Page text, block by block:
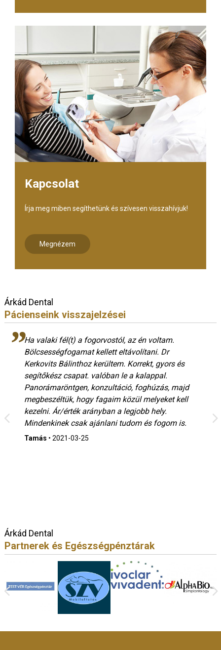
Kapcsolat
Írja meg miben segíthetünk és szívesen visszahívjuk!
Megnézem
Árkád Dental
Pácienseink visszajelzései
Ha valaki fél(t) a fogorvostól, az én voltam.
Bölcsességfogamat kellett eltávolítani. Dr
Kerkovits Bálinthoz kerültem. Korrekt, gyors és
segítőkész csapat. valóban le a kalappal.
Panorámaröntgen, konzultáció, foghúzás, majd
megbeszéltük, hogy fagaim közül melyeket kell
kezelni. Ár/érték arányban a legjobb hely.
Mindenkinek csak ajánlani tudom és fogom is.
Tamás • 2021-03-25
Árkád Dental
Partnerek és Egészségpénztárak